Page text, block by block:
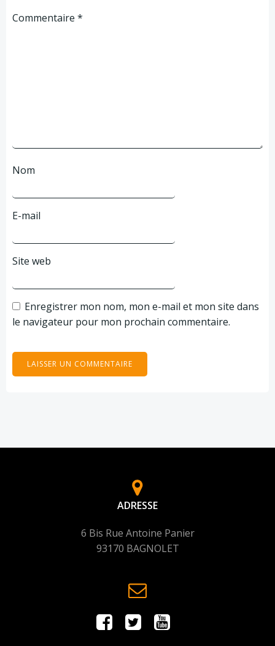
Commentaire *
Nom
E-mail
Site web
Enregistrer mon nom, mon e-mail et mon site dans
le navigateur pour mon prochain commentaire.
ADRESSE
6 Bis Rue Antoine Panier
93170 BAGNOLET